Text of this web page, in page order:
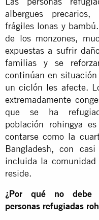
albergues
frágiles lonas y
de los monzones,
expuestas a sufrir
familias y se
continúan en
un ciclón les afecte.
extremadamente
que se ha
población rohingya
contarse como la
Bangladesh, con
incluida la
reside.
¿Por qué no debe
personas refugiadas